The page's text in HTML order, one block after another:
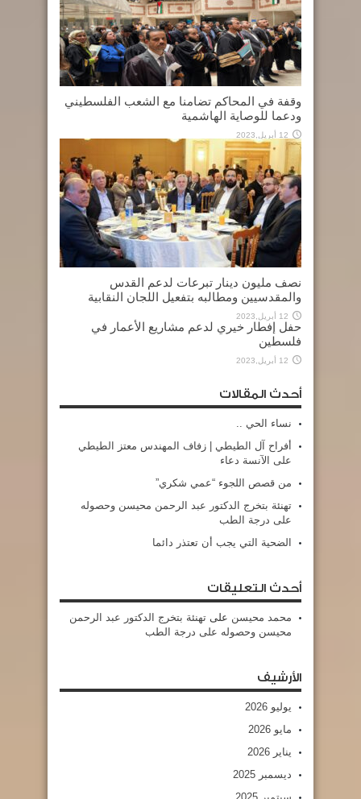
وقفة في المحاكم تضامنا مع الشعب الفلسطيني
ودعما للوصاية الهاشمية
12 أبريل,2023
نصف مليون دينار تبرعات لدعم القدس
والمقدسيين ومطالبه بتفعيل اللجان النقابية
12 أبريل,2023
حفل إفطار خيري لدعم مشاريع الأعمار في
فلسطين
12 أبريل,2023
أحدث المقالات
نساء الحي ..
أفراح آل الطيطي | زفاف المهندس معتز الطيطي
على الآنسة دعاء
من قصص اللجوء “عمي شكري”
تهنئة بتخرج الدكتور عبد الرحمن محيسن وحصوله
على درجة الطب
الضحية التي يجب أن تعتذر دائما
أحدث التعليقات
محمد محيسن على تهنئة بتخرج الدكتور عبد الرحمن
محيسن وحصوله على درجة الطب
الأرشيف
يوليو 2026
مايو 2026
يناير 2026
ديسمبر 2025